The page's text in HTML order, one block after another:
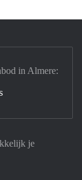
je
in Almere: